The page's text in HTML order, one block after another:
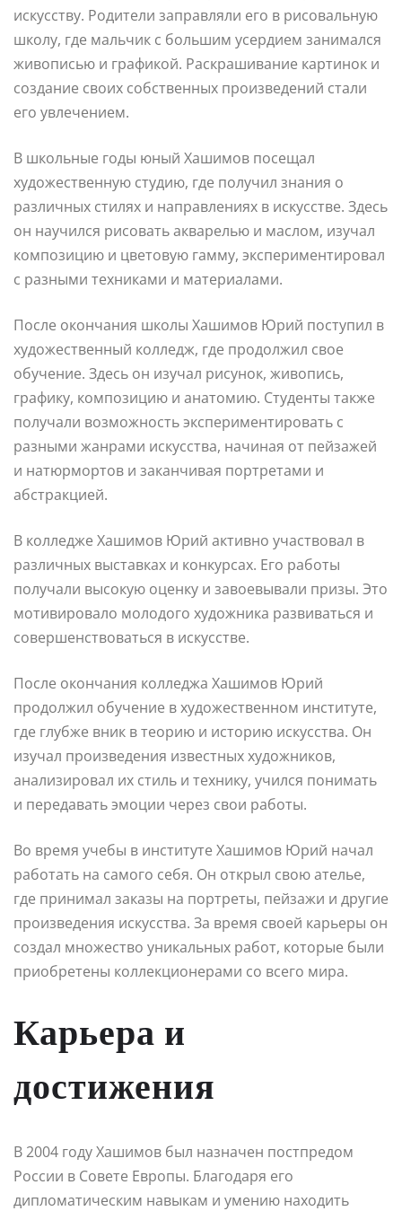
искусству. Родители заправляли его в рисовальную
школу, где мальчик с большим усердием занимался
живописью и графикой. Раскрашивание картинок и
создание своих собственных произведений стали
его увлечением.
В школьные годы юный Хашимов посещал
художественную студию, где получил знания о
различных стилях и направлениях в искусстве. Здесь
он научился рисовать акварелью и маслом, изучал
композицию и цветовую гамму, экспериментировал
с разными техниками и материалами.
После окончания школы Хашимов Юрий поступил в
художественный колледж, где продолжил свое
обучение. Здесь он изучал рисунок, живопись,
графику, композицию и анатомию. Студенты также
получали возможность экспериментировать с
разными жанрами искусства, начиная от пейзажей
и натюрмортов и заканчивая портретами и
абстракцией.
В колледже Хашимов Юрий активно участвовал в
различных выставках и конкурсах. Его работы
получали высокую оценку и завоевывали призы. Это
мотивировало молодого художника развиваться и
совершенствоваться в искусстве.
После окончания колледжа Хашимов Юрий
продолжил обучение в художественном институте,
где глубже вник в теорию и историю искусства. Он
изучал произведения известных художников,
анализировал их стиль и технику, учился понимать
и передавать эмоции через свои работы.
Во время учебы в институте Хашимов Юрий начал
работать на самого себя. Он открыл свою ателье,
где принимал заказы на портреты, пейзажи и другие
произведения искусства. За время своей карьеры он
создал множество уникальных работ, которые были
приобретены коллекционерами со всего мира.
Карьера и
достижения
В 2004 году Хашимов был назначен постпредом
России в Совете Европы. Благодаря его
дипломатическим навыкам и умению находить